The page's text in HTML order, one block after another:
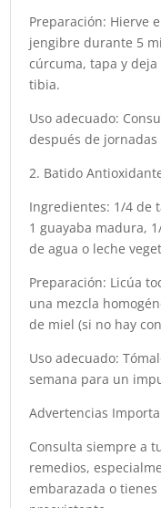
Preparación: Hierve
jengibre durante 5
cúrcuma, tapa y
tibia.
Uso adecuado:
después de
2. Batido
Ingredientes: 1/4 de
1 guayaba madura,
de agua o leche
Preparación: Licúa
una mezcla
de miel (si no hay
Uso adecuado:
semana para un
Advertencias
Consulta siempre a
remedios,
embarazada o